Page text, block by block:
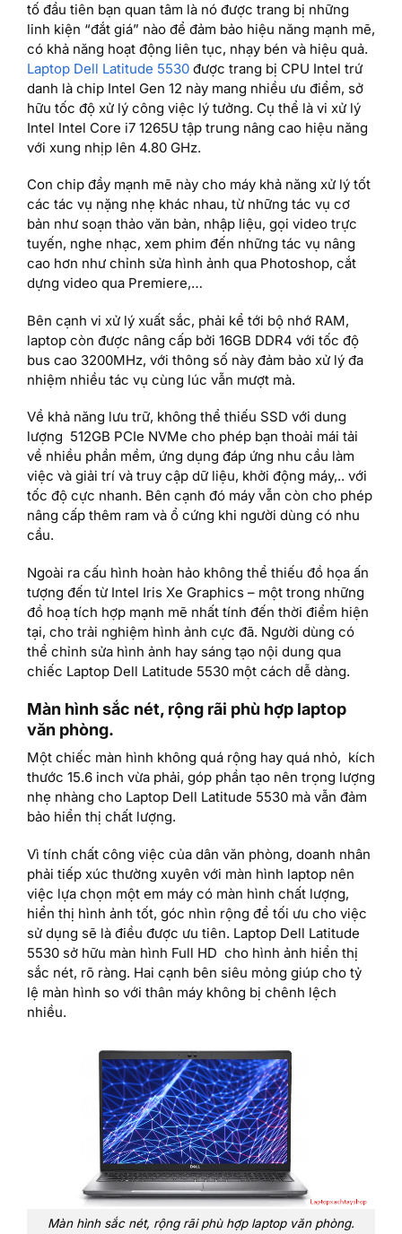
tố đầu tiên bạn quan tâm là nó được trang bị những
linh kiện “đắt giá” nào để đảm bảo hiệu năng mạnh mẽ,
có khả năng hoạt động liên tục, nhạy bén và hiệu quả.
Laptop Dell Latitude 5530 được trang bị CPU Intel trứ
danh là chip Intel Gen 12 này mang nhiều ưu điểm, sở
hữu tốc độ xử lý công việc lý tưởng. Cụ thể là vi xử lý
Intel Intel Core i7 1265U tập trung nâng cao hiệu năng
với xung nhịp lên 4.80 GHz.
Con chip đầy mạnh mẽ này cho máy khả năng xử lý tốt
các tác vụ nặng nhẹ khác nhau, từ những tác vụ cơ
bản như soạn thảo văn bản, nhập liệu, gọi video trực
tuyến, nghe nhạc, xem phim đến những tác vụ nâng
cao hơn như chỉnh sửa hình ảnh qua Photoshop, cắt
dựng video qua Premiere,…
Bên cạnh vi xử lý xuất sắc, phải kể tới bộ nhớ RAM,
laptop còn được nâng cấp bởi 16GB DDR4 với tốc độ
bus cao 3200MHz, với thông số này đảm bảo xử lý đa
nhiệm nhiều tác vụ cùng lúc vẫn mượt mà.
Về khả năng lưu trữ, không thể thiếu SSD với dung
lượng 512GB PCIe NVMe cho phép bạn thoải mái tải
về nhiều phần mềm, ứng dụng đáp ứng nhu cầu làm
việc và giải trí và truy cập dữ liệu, khởi động máy,.. với
tốc độ cực nhanh. Bên cạnh đó máy vẫn còn cho phép
nâng cấp thêm ram và ổ cứng khi người dùng có nhu
cầu.
Ngoài ra cấu hình hoàn hảo không thể thiếu đồ họa ấn
tượng đến từ Intel Iris Xe Graphics – một trong những
đồ hoạ tích hợp mạnh mẽ nhất tính đến thời điểm hiện
tại, cho trải nghiệm hình ảnh cực đã. Người dùng có
thể chỉnh sửa hình ảnh hay sáng tạo nội dung qua
chiếc Laptop Dell Latitude 5530 một cách dễ dàng.
Màn hình sắc nét, rộng rãi phù hợp laptop
văn phòng.
Một chiếc màn hình không quá rộng hay quá nhỏ, kích
thước 15.6 inch vừa phải, góp phần tạo nên trọng lượng
nhẹ nhàng cho Laptop Dell Latitude 5530 mà vẫn đảm
bảo hiển thị chất lượng.
Vì tính chất công việc của dân văn phòng, doanh nhân
phải tiếp xúc thường xuyên với màn hình laptop nên
việc lựa chọn một em máy có màn hình chất lượng,
hiển thị hình ảnh tốt, góc nhìn rộng để tối ưu cho việc
sử dụng sẽ là điều được ưu tiên. Laptop Dell Latitude
5530 sở hữu màn hình Full HD cho hình ảnh hiển thị
sắc nét, rõ ràng. Hai cạnh bên siêu mỏng giúp cho tỷ
lệ màn hình so với thân máy không bị chênh lệch
nhiều.
Màn hình sắc nét, rộng rãi phù hợp laptop văn phòng.